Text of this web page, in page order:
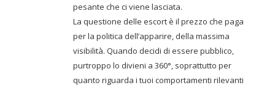
pesante che ci viene lasciata.
La questione delle escort è il prezzo che paga
per la politica dell’apparire, della massima
visibilità. Quando decidi di essere pubblico,
purtroppo lo divieni a 360°, soprattutto per
quanto riguarda i tuoi comportamenti rilevanti